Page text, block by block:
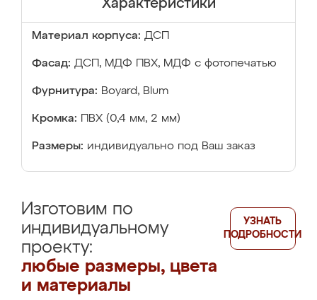
Характеристики
Материал корпуса: ДСП
Фасад: ДСП, МДФ ПВХ, МДФ с фотопечатью
Фурнитура: Boyard, Blum
Кромка: ПВХ (0,4 мм, 2 мм)
Размеры: индивидуально под Ваш заказ
Изготовим по
индивидуальному
проекту:
любые размеры, цвета
и материалы
УЗНАТЬ
ПОДРОБНОСТИ